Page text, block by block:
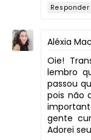
Responder
Aléxia
Oie!
lembro
passou
pois não
gente
Adorei